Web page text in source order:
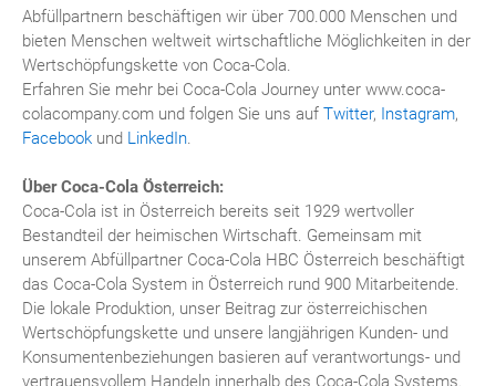
Abfüllpartnern beschäftigen wir über 700.000 Menschen und
bieten Menschen weltweit wirtschaftliche Möglichkeiten in der
Wertschöpfungskette von Coca-Cola.
Erfahren Sie mehr bei Coca-Cola Journey unter www.coca-
colacompany.com und folgen Sie uns auf Twitter, Instagram,
Facebook und LinkedIn.
Über Coca-Cola Österreich:
Coca-Cola ist in Österreich bereits seit 1929 wertvoller
Bestandteil der heimischen Wirtschaft. Gemeinsam mit
unserem Abfüllpartner Coca-Cola HBC Österreich beschäftigt
das Coca-Cola System in Österreich rund 900 Mitarbeitende.
Die lokale Produktion, unser Beitrag zur österreichischen
Wertschöpfungskette und unsere langjährigen Kunden- und
Konsumentenbeziehungen basieren auf verantwortungs- und
vertrauensvollem Handeln innerhalb des Coca-Cola Systems.